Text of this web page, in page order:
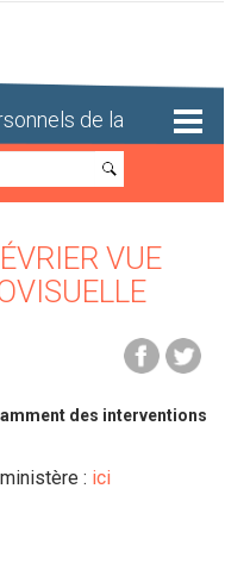
de la
Recherche
VUE
des interventions
: ici